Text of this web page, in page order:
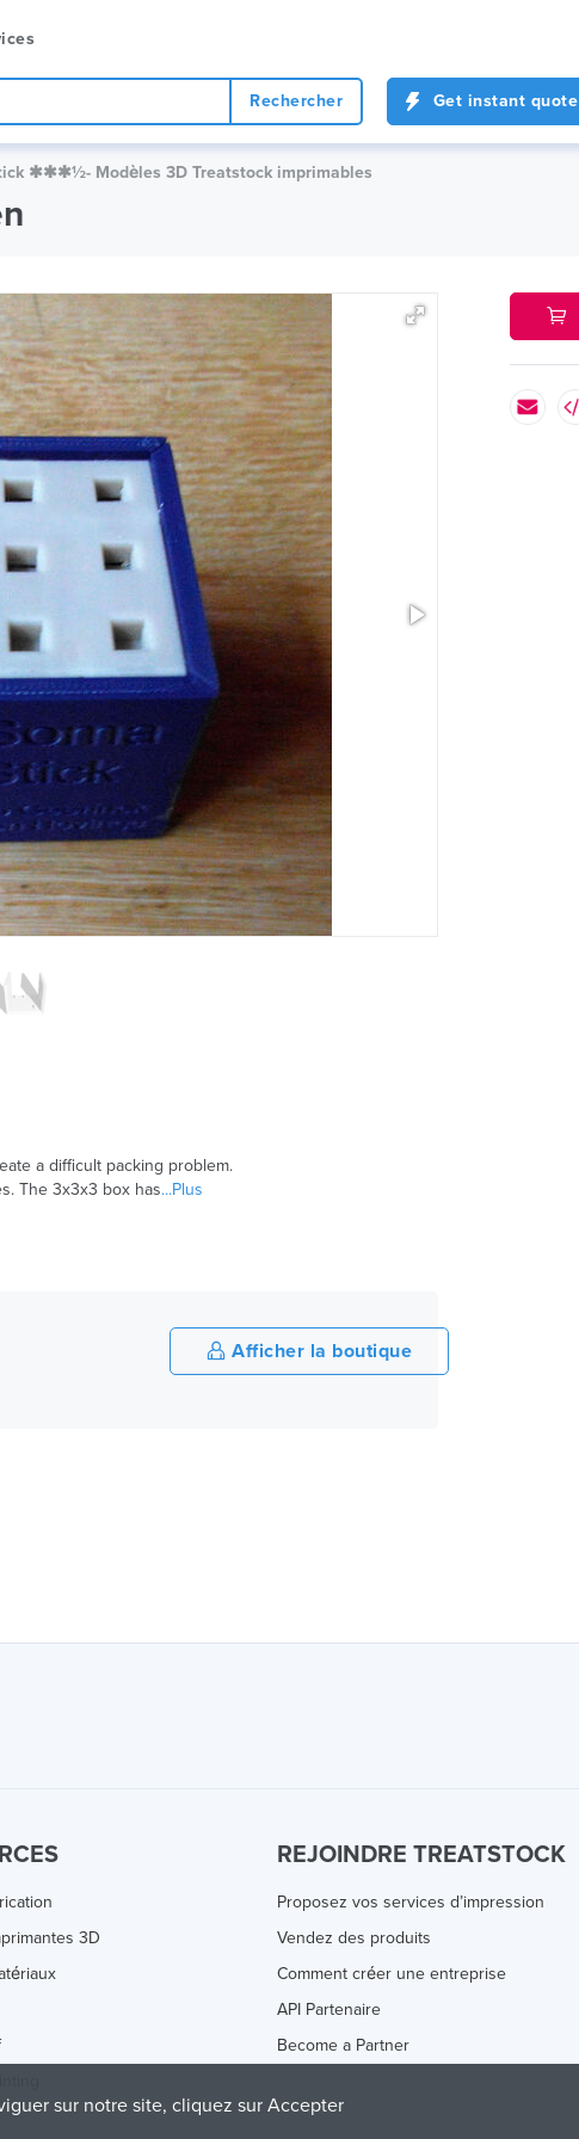
Rechercher Get instant quote
✱✱✱½- Modèles 3D Treatstock imprimables
a difficult packing problem.
The 3x3x3 box has...Plus
Afficher la boutique
3D
REJOINDRE TREATSTOCK
Proposez vos services d’impression
Vendez des produits
Comment créer une entreprise
API Partenaire
Become a Partner
sur notre site, cliquez sur Accepter